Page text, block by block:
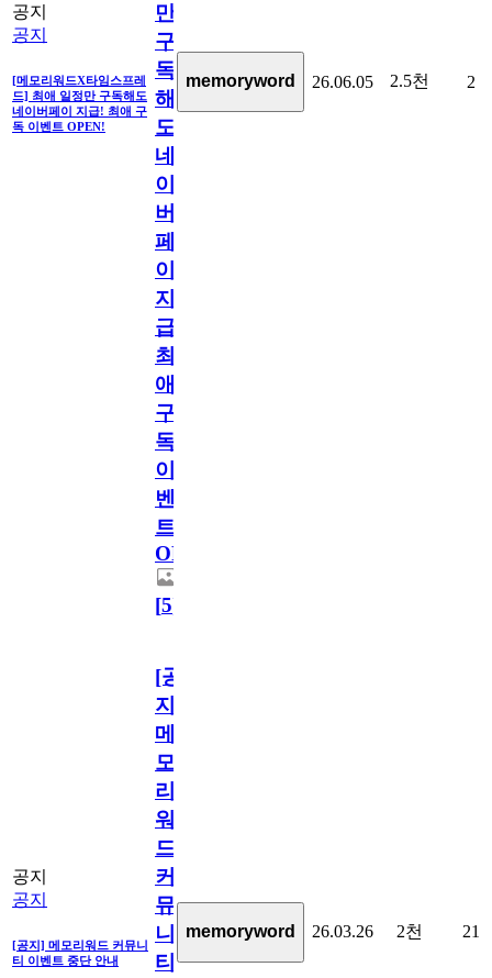
공지
공지
[메모리워드X타임스프레
드] 최애 일정만 구독해도
네이버페이 지급! 최애 구
독 이벤트 OPEN!
만
구
독
해
도
네
이
버
페
이
지
급!
최
애
구
독
이
벤
트
OPEN!
[5]
memoryword 26.06.05 2.5천 2
공지
공지
[공지] 메모리워드 커뮤니
티 이벤트 중단 안내
[공
지]
메
모
리
워
드
커
뮤
니
티
memoryword 26.03.26 2천 21